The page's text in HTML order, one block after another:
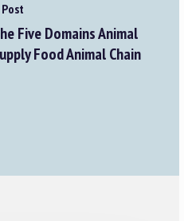
Five Domains Animal
Food Animal Chain